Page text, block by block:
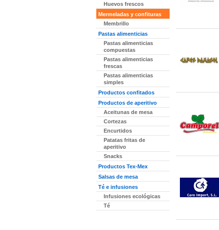
Huevos frescos
Mermeladas y confituras
Membrillo
Pastas alimenticias
Pastas alimenticias
compuestas
Pastas alimenticias
frescas
Pastas alimenticias
simples
Productos confitados
Productos de aperitivo
Aceitunas de mesa
Cortezas
Encurtidos
Patatas fritas de
aperitivo
Snacks
Productos Tex-Mex
Salsas de mesa
Té e infusiones
Infusiones ecológicas
Té